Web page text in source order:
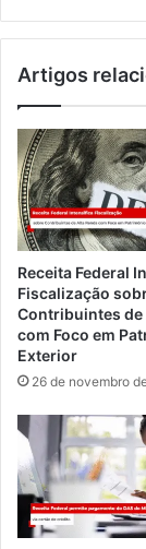
Artigos
Receita Federal
Fiscalização
Contribuintes de
com Foco em
Exterior
26 de novembro